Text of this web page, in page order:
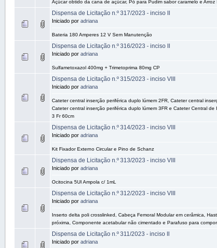
Açúcar obtido da cana de açúcar, Pó para Pudim sabor caramelo e Arroz
Dispensa de Licitação n.º 317/2023 - inciso II
Iniciado por adriana
Bateria 180 Amperes 12 V Sem Manutenção
Dispensa de Licitação n.º 316/2023 - inciso II
Iniciado por adriana
Sulfametoxazol 400mg + Trimetoprima 80mg CP
Dispensa de Licitação n.º 315/2023 - inciso VIII
Iniciado por adriana
Cateter central inserção periférica duplo lúmem 2FR, Cateter central
Cateter central inserção periférica duplo lúmem 3FR e Cateter Central de
3 Fr 60cm
Dispensa de Licitação n.º 314/2023 - inciso VIII
Iniciado por adriana
Kit Fixador Externo Circular e Pino de Schanz
Dispensa de Licitação n.º 313/2023 - inciso VIII
Iniciado por adriana
Ocitocina 5UI Ampola c/ 1mL
Dispensa de Licitação n.º 312/2023 - inciso VIII
Iniciado por adriana
Inserto delta poli crosslinked, Cabeça Femoral Modular em cerâmica,
próxima, Componente acetabular não cimentado e Parafuso para
Dispensa de Licitação n.º 311/2023 - inciso II
Iniciado por adriana